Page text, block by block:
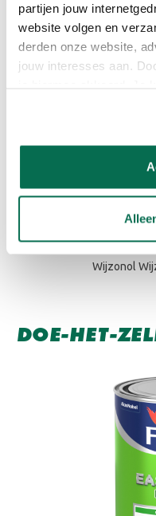
partijen jouw
website volgen en
derden onze website,
jouw interesses aan.
Bekijk product
Wijzonol
DOE-HET-